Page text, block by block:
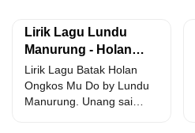
Lirik Lagu Lundu
Manurung - Holan
Ongkos Mu Do
Lirik Lagu Batak Holan
Ongkos Mu Do by Lundu
Manurung. Unang sai